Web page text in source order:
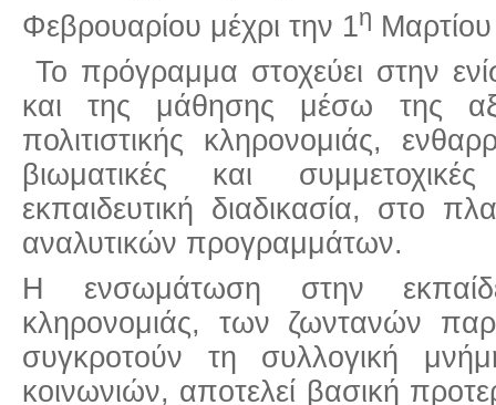
Φεβρουαρίου μέχρι την 1η
Το πρόγραμμα στοχεύει στην
και της μάθησης μέσω της
πολιτιστικής κληρονομιάς,
βιωματικές και
εκπαιδευτική διαδικασία, στο
αναλυτικών προγραμμάτων.
Η ενσωμάτωση στην
κληρονομιάς, των ζωντανών
συγκροτούν τη συλλογική
κοινωνιών, αποτελεί βασική